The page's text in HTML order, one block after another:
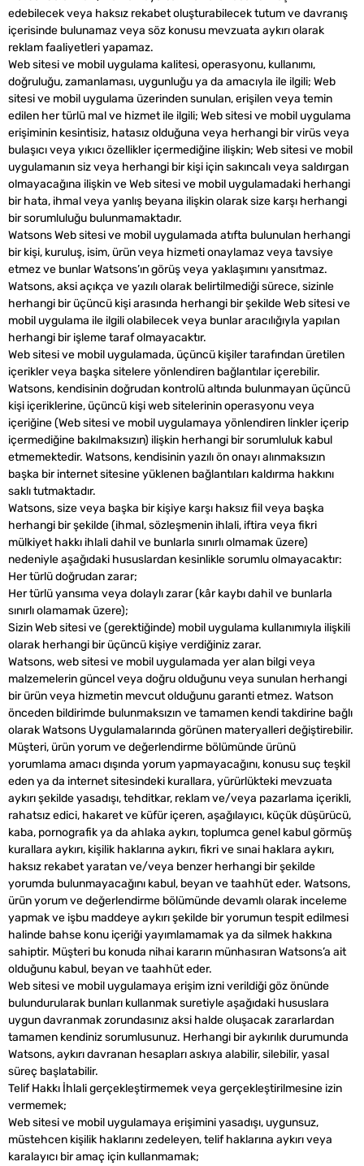
edebilecek veya haksız rekabet oluşturabilecek tutum ve davranış
içerisinde bulunamaz veya söz konusu mevzuata aykırı olarak
reklam faaliyetleri yapamaz.
Web sitesi ve mobil uygulama kalitesi, operasyonu, kullanımı,
doğruluğu, zamanlaması, uygunluğu ya da amacıyla ile ilgili; Web
sitesi ve mobil uygulama üzerinden sunulan, erişilen veya temin
edilen her türlü mal ve hizmet ile ilgili; Web sitesi ve mobil uygulama
erişiminin kesintisiz, hatasız olduğuna veya herhangi bir virüs veya
bulaşıcı veya yıkıcı özellikler içermediğine ilişkin; Web sitesi ve mobil
uygulamanın siz veya herhangi bir kişi için sakıncalı veya saldırgan
olmayacağına ilişkin ve Web sitesi ve mobil uygulamadaki herhangi
bir hata, ihmal veya yanlış beyana ilişkin olarak size karşı herhangi
bir sorumluluğu bulunmamaktadır.
Watsons Web sitesi ve mobil uygulamada atıfta bulunulan herhangi
bir kişi, kuruluş, isim, ürün veya hizmeti onaylamaz veya tavsiye
etmez ve bunlar Watsons’ın görüş veya yaklaşımını yansıtmaz.
Watsons, aksi açıkça ve yazılı olarak belirtilmediği sürece, sizinle
herhangi bir üçüncü kişi arasında herhangi bir şekilde Web sitesi ve
mobil uygulama ile ilgili olabilecek veya bunlar aracılığıyla yapılan
herhangi bir işleme taraf olmayacaktır.
Web sitesi ve mobil uygulamada, üçüncü kişiler tarafından üretilen
içerikler veya başka sitelere yönlendiren bağlantılar içerebilir.
Watsons, kendisinin doğrudan kontrolü altında bulunmayan üçüncü
kişi içeriklerine, üçüncü kişi web sitelerinin operasyonu veya
içeriğine (Web sitesi ve mobil uygulamaya yönlendiren linkler içerip
içermediğine bakılmaksızın) ilişkin herhangi bir sorumluluk kabul
etmemektedir. Watsons, kendisinin yazılı ön onayı alınmaksızın
başka bir internet sitesine yüklenen bağlantıları kaldırma hakkını
saklı tutmaktadır.
Watsons, size veya başka bir kişiye karşı haksız fiil veya başka
herhangi bir şekilde (ihmal, sözleşmenin ihlali, iftira veya fikri
mülkiyet hakkı ihlali dahil ve bunlarla sınırlı olmamak üzere)
nedeniyle aşağıdaki hususlardan kesinlikle sorumlu olmayacaktır:
Her türlü doğrudan zarar;
Her türlü yansıma veya dolaylı zarar (kâr kaybı dahil ve bunlarla
sınırlı olamamak üzere);
Sizin Web sitesi ve (gerektiğinde) mobil uygulama kullanımıyla ilişkili
olarak herhangi bir üçüncü kişiye verdiğiniz zarar.
Watsons, web sitesi ve mobil uygulamada yer alan bilgi veya
malzemelerin güncel veya doğru olduğunu veya sunulan herhangi
bir ürün veya hizmetin mevcut olduğunu garanti etmez. Watson
önceden bildirimde bulunmaksızın ve tamamen kendi takdirine bağlı
olarak Watsons Uygulamalarında görünen materyalleri değiştirebilir.
Müşteri, ürün yorum ve değerlendirme bölümünde ürünü
yorumlama amacı dışında yorum yapmayacağını, konusu suç teşkil
eden ya da internet sitesindeki kurallara, yürürlükteki mevzuata
aykırı şekilde yasadışı, tehditkar, reklam ve/veya pazarlama içerikli,
rahatsız edici, hakaret ve küfür içeren, aşağılayıcı, küçük düşürücü,
kaba, pornografik ya da ahlaka aykırı, toplumca genel kabul görmüş
kurallara aykırı, kişilik haklarına aykırı, fikri ve sınai haklara aykırı,
haksız rekabet yaratan ve/veya benzer herhangi bir şekilde
yorumda bulunmayacağını kabul, beyan ve taahhüt eder. Watsons,
ürün yorum ve değerlendirme bölümünde devamlı olarak inceleme
yapmak ve işbu maddeye aykırı şekilde bir yorumun tespit edilmesi
halinde bahse konu içeriği yayımlamamak ya da silmek hakkına
sahiptir. Müşteri bu konuda nihai kararın münhasıran Watsons’a ait
olduğunu kabul, beyan ve taahhüt eder.
Web sitesi ve mobil uygulamaya erişim izni verildiği göz önünde
bulundurularak bunları kullanmak suretiyle aşağıdaki hususlara
uygun davranmak zorundasınız aksi halde oluşacak zararlardan
tamamen kendiniz sorumlusunuz. Herhangi bir aykırılık durumunda
Watsons, aykırı davranan hesapları askıya alabilir, silebilir, yasal
süreç başlatabilir.
Telif Hakkı İhlali gerçekleştirmemek veya gerçekleştirilmesine izin
vermemek;
Web sitesi ve mobil uygulamaya erişimini yasadışı, uygunsuz,
müstehcen kişilik haklarını zedeleyen, telif haklarına aykırı veya
karalayıcı bir amaç için kullanmamak;